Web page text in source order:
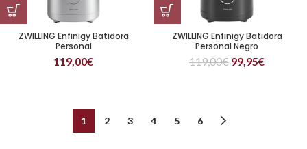
ZWILLING Enfinigy Batidora
Personal
119,00€
ZWILLING Enfinigy Batidora
Personal Negro
119,00€ 99,95€
1 2 3 4 5 6